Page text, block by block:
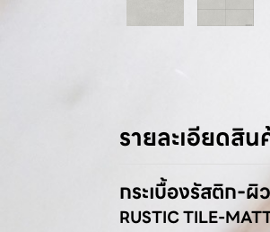
รายละเอียดสิน
กระเบื้องรัสติก-ผิ
RUSTIC TILE-